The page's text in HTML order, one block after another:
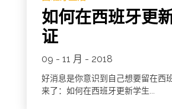
如何在西班牙更
证
09 - 11 月 - 2018
好消息是你意识到自己想要留在西
来了：如何在西班牙更新学生...